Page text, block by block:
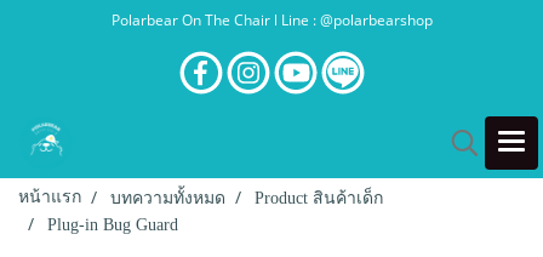
Polarbear On The Chair l Line : @polarbearshop
หน้าแรก บทความทั้งหมด
Product สินค้าเด็ก
Plug-in Bug Guard